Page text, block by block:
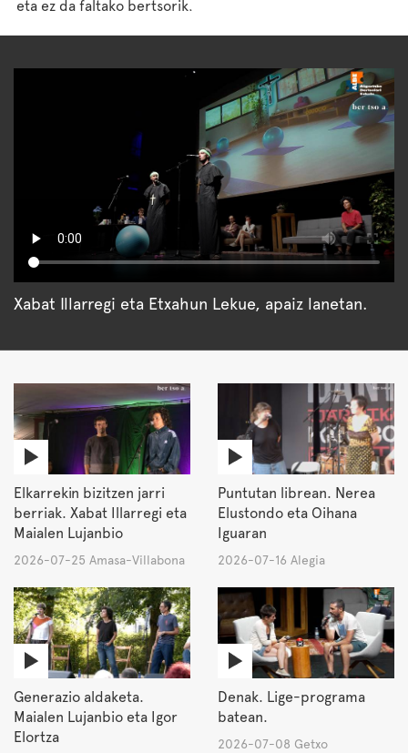
eta ez da faltako bertsorik.
Xabat Illarregi eta Etxahun Lekue, apaiz lanetan.
Elkarrekin bizitzen jarri
berriak. Xabat Illarregi eta
Maialen Lujanbio
2026-07-25 Amasa-Villabona
Puntutan librean. Nerea
Elustondo eta Oihana
Iguaran
2026-07-16 Alegia
Generazio aldaketa.
Maialen Lujanbio eta Igor
Elortza
Denak. Lige-programa
batean.
2026-07-08 Getxo